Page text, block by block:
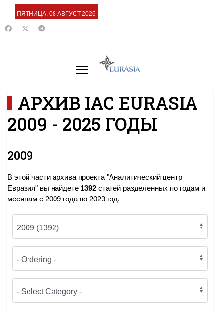
ПЯТНИЦА, 08 АВГУСТ 2026
АРХИВ IAC EURASIA
2009 - 2025 ГОДЫ
2009
В этой части архива проекта "Аналитический центр
Евразия" вы найдете 1392 статей разделенных по годам и
месяцам с 2009 года по 2023 год.